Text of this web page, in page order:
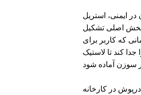
ایمنی، استریل
بخش اصلی تشکیل
که کاربر برای
کند تا لاستیک
در کارخانه